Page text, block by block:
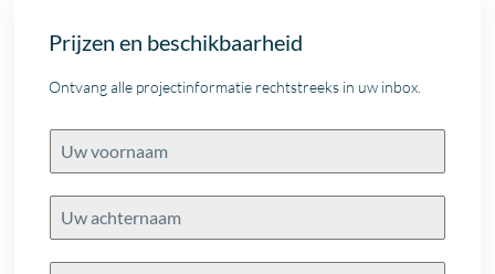
Prijzen en beschikbaarheid
Ontvang alle projectinformatie rechtstreeks in uw inbox.